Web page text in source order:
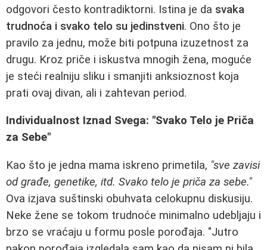
odgovori često kontradiktorni. Istina je da svaka
trudnoća i svako telo su jedinstveni. Ono što je
pravilo za jednu, može biti potpuna izuzetnost za
drugu. Kroz priče i iskustva mnogih žena, moguće
je steći realniju sliku i smanjiti anksioznost koja
prati ovaj divan, ali i zahtevan period.
Individualnost Iznad Svega: "Svako Telo je Priča
za Sebe"
Kao što je jedna mama iskreno primetila, "sve zavisi
od građe, genetike, itd. Svako telo je priča za sebe."
Ova izjava suštinski obuhvata celokupnu diskusiju.
Neke žene se tokom trudnoće minimalno udebljaju i
brzo se vraćaju u formu posle porođaja. "Jutro